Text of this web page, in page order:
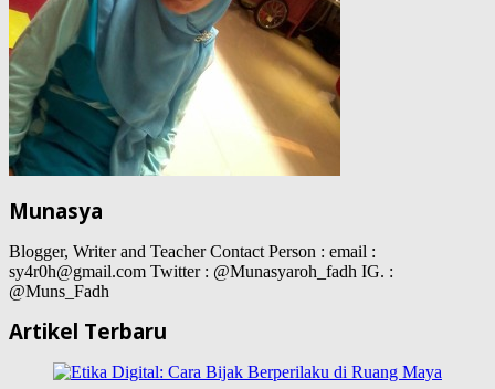
Munasya
Blogger, Writer and Teacher Contact Person : email :
sy4r0h@gmail.com Twitter : @Munasyaroh_fadh IG. :
@Muns_Fadh
Artikel Terbaru